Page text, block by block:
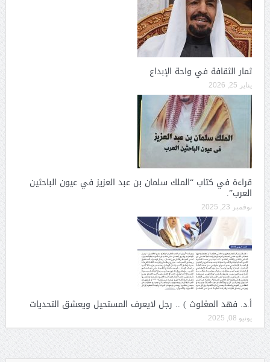
ثمار الثقافة في واحة الإبداع
يناير 25, 2026
قراءة في كتاب “الملك سلمان بن عبد العزيز في عيون الباحثين
العرب”.
نوفمبر 23, 2025
أ.د. فهد المغلوث ) .. رجل لايعرف المستحيل ويعشق التحديات
يونيو 08, 2025